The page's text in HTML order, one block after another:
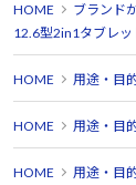
HOME ブランド
12.6型2in1タブレッ
HOME 用途・目
HOME 用途・目
HOME 用途・目